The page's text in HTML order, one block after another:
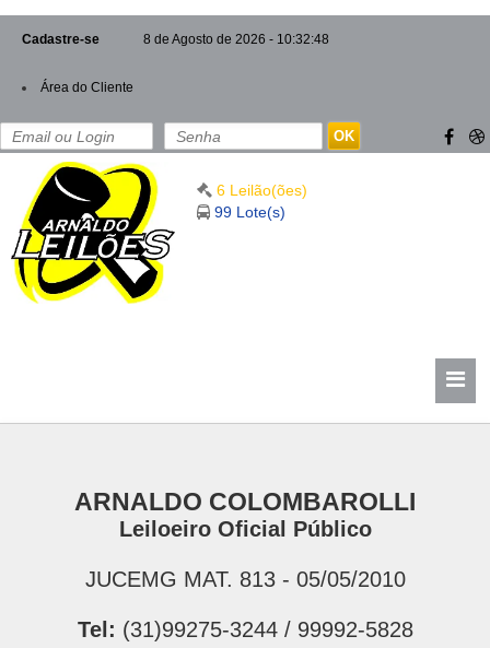
Cadastre-se 8 de Agosto de 2026 - 10:32:48
Área do Cliente
OK
6 Leilão(ões)
99 Lote(s)
ARNALDO COLOMBAROLLI
Leiloeiro Oficial Público
JUCEMG MAT. 813 - 05/05/2010
Tel: (31)99275-3244 / 99992-5828